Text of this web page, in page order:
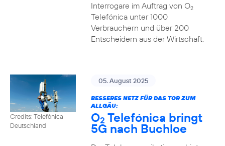
Interrogare im Auftrag von O2
Telefónica unter 1000
Verbrauchern und über 200
Entscheidern aus der Wirtschaft.
Credits: Telefónica
Deutschland
05. August 2025
BESSERES NETZ FÜR DAS TOR ZUM
ALLGÄU:
O2 Telefónica bringt
5G nach Buchloe